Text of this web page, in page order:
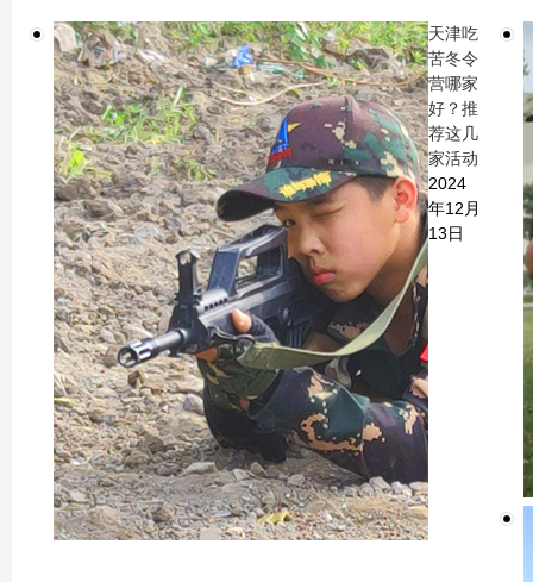
天津吃
苦冬令
营哪家
好？推
荐这几
家活动
2024
年12月
13日